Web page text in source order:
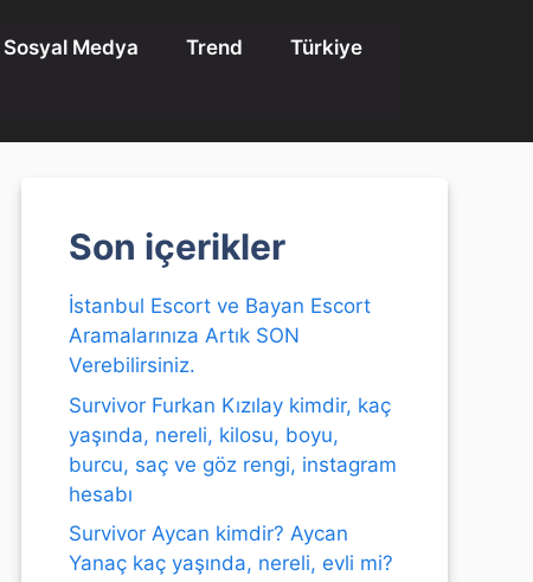
Sosyal Medya Trend Türkiye
Son içerikler
İstanbul Escort ve Bayan Escort
Aramalarınıza Artık SON
Verebilirsiniz.
Survivor Furkan Kızılay kimdir, kaç
yaşında, nereli, kilosu, boyu,
burcu, saç ve göz rengi, instagram
hesabı
Survivor Aycan kimdir? Aycan
Yanaç kaç yaşında, nereli, evli mi?